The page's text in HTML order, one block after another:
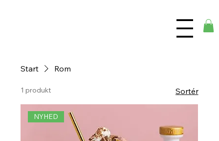
Start Rom
1 produkt Sortér
NYHED